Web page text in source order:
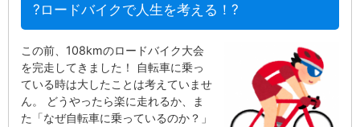
?ロードバイクで人生を考える！?
この前、108kmのロードバイク大会
を完走してきました！ 自転車に乗っ
ている時は大したことは考えていませ
ん。 どうやったら楽に走れるか、ま
た「なぜ自転車に乗っているのか？」